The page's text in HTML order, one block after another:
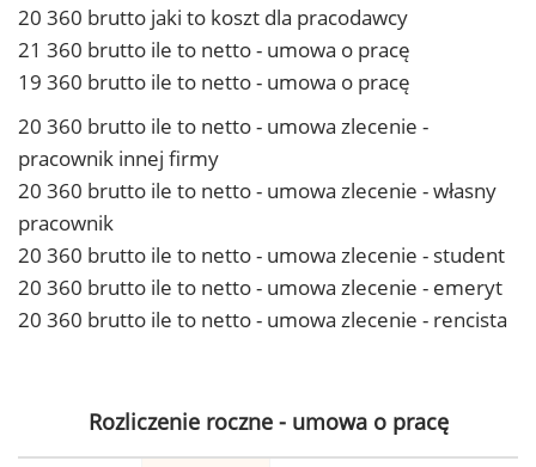
20 360 brutto jaki to koszt dla pracodawcy
21 360 brutto ile to netto - umowa o pracę
19 360 brutto ile to netto - umowa o pracę
20 360 brutto ile to netto - umowa zlecenie -
pracownik innej firmy
20 360 brutto ile to netto - umowa zlecenie - własny
pracownik
20 360 brutto ile to netto - umowa zlecenie - student
20 360 brutto ile to netto - umowa zlecenie - emeryt
20 360 brutto ile to netto - umowa zlecenie - rencista
Rozliczenie roczne - umowa o pracę